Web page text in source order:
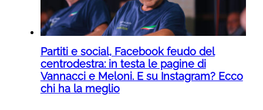
Partiti e social, Facebook feudo del
centrodestra: in testa le pagine di
Vannacci e Meloni. E su Instagram? Ecco
chi ha la meglio